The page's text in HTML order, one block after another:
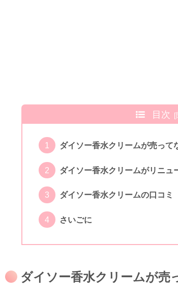
目次
ダイソー香水クリームが売って
ダイソー香水クリームがリニュ
ダイソー香水クリームの口コミ
さいごに
ダイソー香水クリームが売